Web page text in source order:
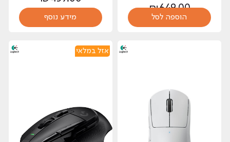
₪649.00
הוספה לסל מידע נוסף
אזל במלאי